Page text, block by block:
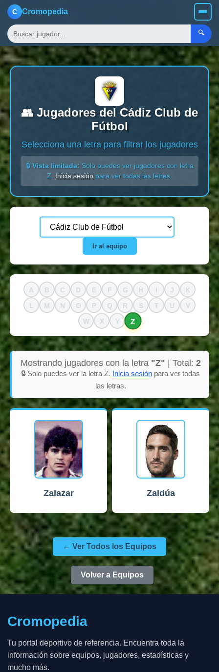
C Cromopedia
🔍
👥 Jugadores del Cádiz Club de
Fútbol
Selecciona una letra para filtrar los jugadores
🔒 Vista limitada: Solo puedes ver jugadores con letra
Z. Inicia sesión para ver todas las letras.
Ir al equipo
A B C D E F G H J K
L M N O P Q R S T U V
W X Y Z
Mostrando jugadores con la letra "Z" | Total: 2
🔒 Solo puedes ver la letra Z. Inicia sesión para ver todas
las letras.
Zalazar Zaldúa
← Ver Todos los Equipos
Volver a Equipos
Cromopedia
Tu portal deportivo de referencia. Encuentra toda la
información sobre equipos, jugadores, estadísticas y
mucho más.